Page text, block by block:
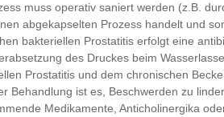
muss operativ saniert werden (z.B.
abgekapselten Prozess handelt und
bakteriellen Prostatitis erfolgt eine
des Druckes beim
Prostatitis und dem chronischen
Behandlung ist es, Beschwerden zu
Medikamente, Anticholinergika